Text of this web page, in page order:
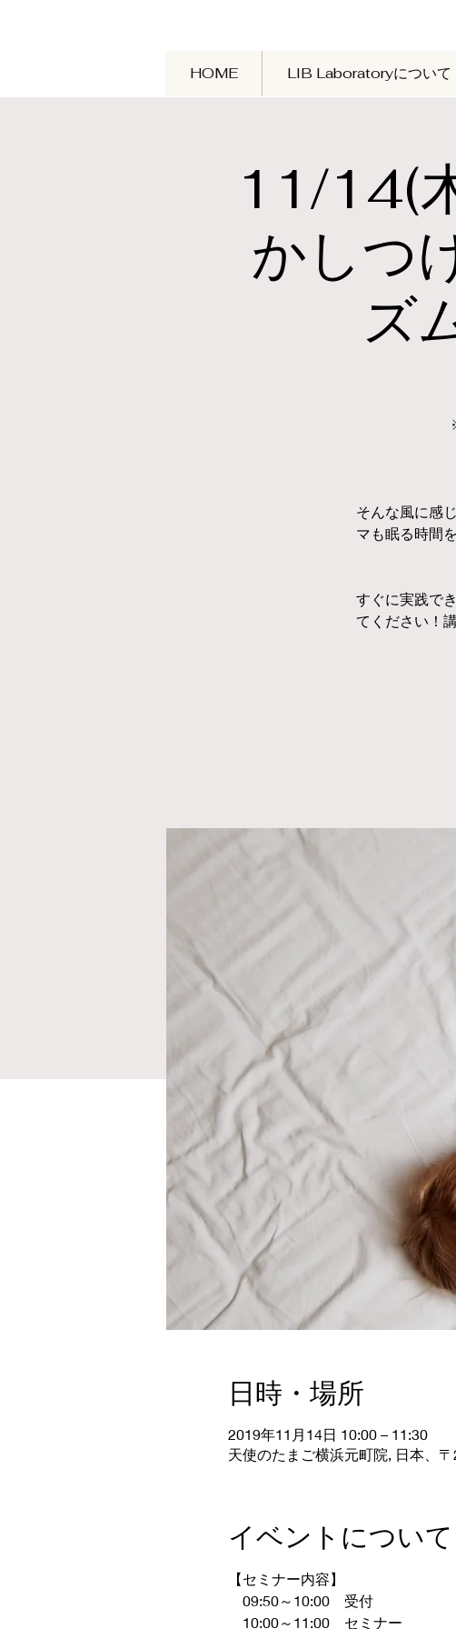
HOME LIB Laboratoryについて
11/14(
かしつ
ズ
そんな風に感
マも眠る時間
すぐに実践で
てください！
日時・場所
2019年11月14日 10:00 – 11:30
天使のたまご横浜元町院, 日本、
イベントについて
【セミナー内容】
09:50～10:00　受付
10:00～11:00　セミナー